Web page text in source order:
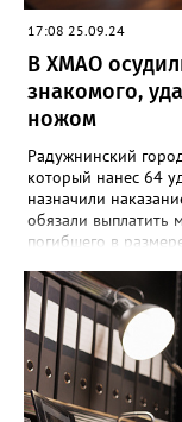
17:08 25.09.24
В ХМАО
знакомого,
ножом
Радужнинский
который нанес 64
назначили
обязали выплатить
погибшего в
своим знакомым в
и югорчанин
потерпевшему 64
стали причиной
югорчанин признал
отказался.